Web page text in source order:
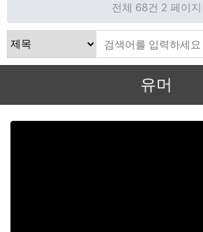
전체 68건 2 페이지
유머